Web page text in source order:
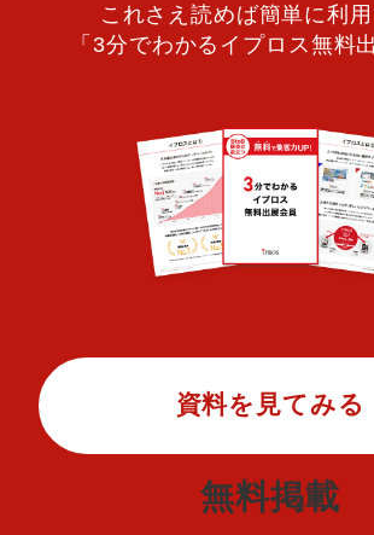
これさえ読めば簡単に利
「3分でわかるイプロス無料
資料を見てみる
無料掲載